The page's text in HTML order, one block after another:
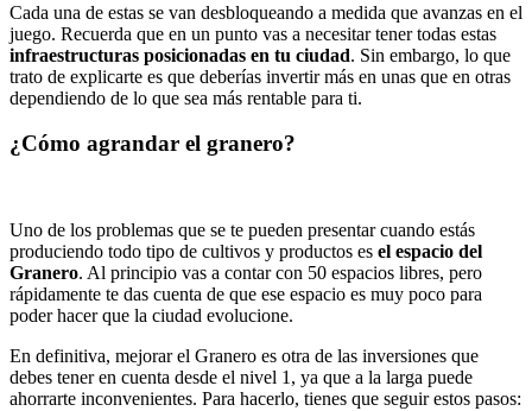
Cada una de estas se van desbloqueando a medida que avanzas en el
juego. Recuerda que en un punto vas a necesitar tener todas estas
infraestructuras posicionadas en tu ciudad. Sin embargo, lo que
trato de explicarte es que deberías invertir más en unas que en otras
dependiendo de lo que sea más rentable para ti.
¿Cómo agrandar el granero?
Uno de los problemas que se te pueden presentar cuando estás
produciendo todo tipo de cultivos y productos es el espacio del
Granero. Al principio vas a contar con 50 espacios libres, pero
rápidamente te das cuenta de que ese espacio es muy poco para
poder hacer que la ciudad evolucione.
En definitiva, mejorar el Granero es otra de las inversiones que
debes tener en cuenta desde el nivel 1, ya que a la larga puede
ahorrarte inconvenientes. Para hacerlo, tienes que seguir estos pasos: